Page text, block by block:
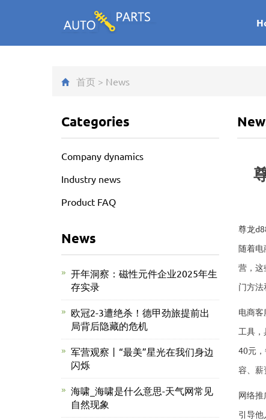
首页 > News
尊龙
随着电
营，这
门方法
电商
工具
40元
容、薪
网络
引导
Categories
Company dynamics
Industry news
Product FAQ
News
开年洞察：磁性元件企业2025年生
存实录
欧冠2-3遭绝杀！德甲劲旅提前出
局背后隐藏的危机
军营观察丨“最美”星光在我们身边
闪烁
海啸_海啸是什么意思-天气网常见
自然现象